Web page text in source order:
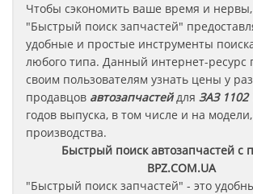
Чтобы сэкономить ваше время и нервы,
"Быстрый поиск запчастей"
удобные и простые инструменты
любого типа. Данный интернет-ресурс
своим пользователям узнать цены у
продавцов автозапчастейдля ЗАЗ 1102
годов выпуска, в том числе и на
производства.
Быстрый поиск автозапчастей
BPZ.COM.UA
"Быстрый поиск запчастей" - это